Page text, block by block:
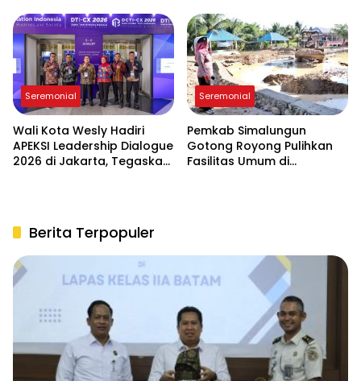
Sungai Asahan
Seremonial
Wali Kota Wesly Hadiri
APEKSI Leadership Dialogue
2026 di Jakarta, Tegaskan
Seremonial
Pemkab Simalungun
Gotong Royong Pulihkan
Fasilitas Umum di
Berita Terpopuler